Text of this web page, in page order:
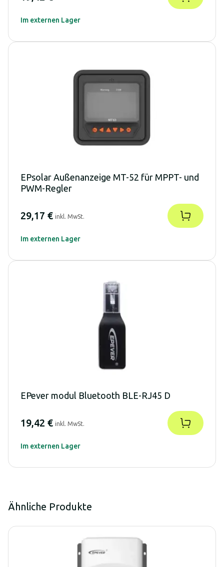
Im externen Lager
EPsolar Außenanzeige MT-52 für MPPT- und
PWM-Regler
29,17 € inkl. MwSt.
Im externen Lager
EPever modul Bluetooth BLE-RJ45 D
19,42 € inkl. MwSt.
Im externen Lager
Ähnliche Produkte